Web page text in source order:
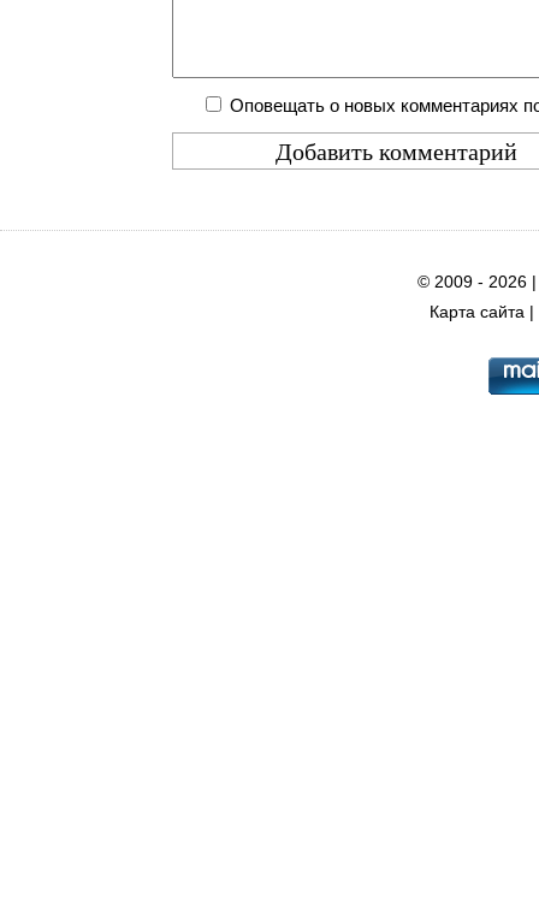
Оповещать о новых комментариях
© 2009 - 2026
Карта сайта